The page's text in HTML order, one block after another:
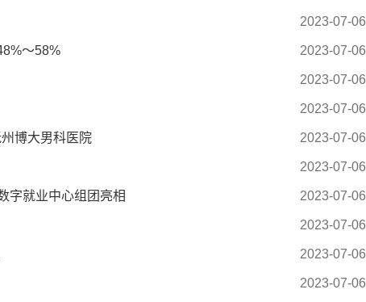
2023-07-06
～58% 2023-07-06
2023-07-06
2023-07-06
博大男科医院 2023-07-06
2023-07-06
字就业中心组团亮相 2023-07-06
2023-07-06
2023-07-06
2023-07-06